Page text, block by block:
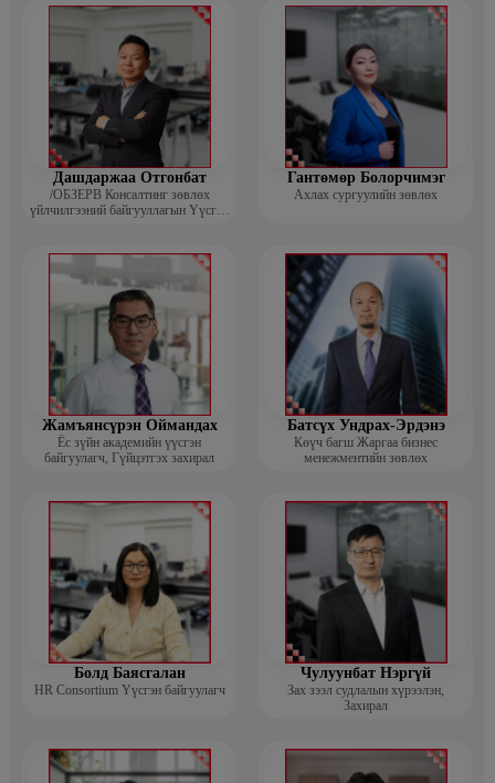
Дашдаржаа Отгонбат
/ОБЗЕРВ Консалтинг зөвлөх
үйлчилгээний байгууллагын Үүсгэн
Гантөмөр Болорчимэг
Ахлах сургуулийн зөвлөх
Жамъянсүрэн Оймандах
Ёс зүйн академийн үүсгэн
байгуулагч, Гүйцэтгэх захирал
Батсүх Ундрах-Эрдэнэ
Көүч багш Жаргаа бизнес
менежментийн зөвлөх
Болд Баясгалан
HR Consortium Үүсгэн байгуулагч
Чулуунбат Нэргүй
Зах зээл судлалын хүрээлэн,
Захирал